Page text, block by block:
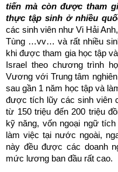
tiến mà còn được tham
thực tập sinh ở nhiều
các sinh viên như Vi Hải
Tùng …vv… và rất nhiều
khi được tham gia học tập
Israel theo chương trình
Vương với Trung tâm
sau gần 1 năm học tập và
được tích lũy các sinh viên
từ 150 triệu đến 200 triệu
kỹ năng, vốn ngoại ngữ
làm việc tại nước ngoài,
này đều được các doanh
mức lương ban đầu rất cao.